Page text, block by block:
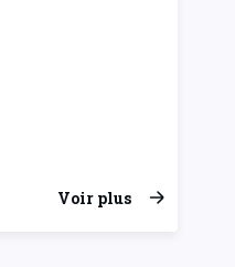
Voir plus